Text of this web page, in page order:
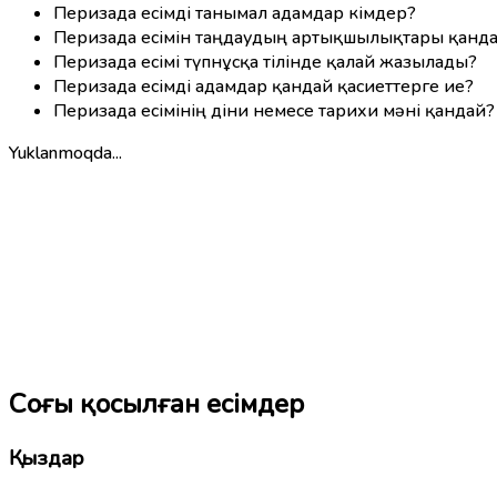
Перизада есімді танымал адамдар кімдер?
Перизада есімін таңдаудың артықшылықтары
Перизада есімі түпнұсқа тілінде қалай жазылады?
Перизада есімді адамдар қандай қасиеттерге ие?
Перизада есімінің діни немесе тарихи мәні қандай?
Yuklanmoqda...
Соңғы қосылған есімдер
Қыздар